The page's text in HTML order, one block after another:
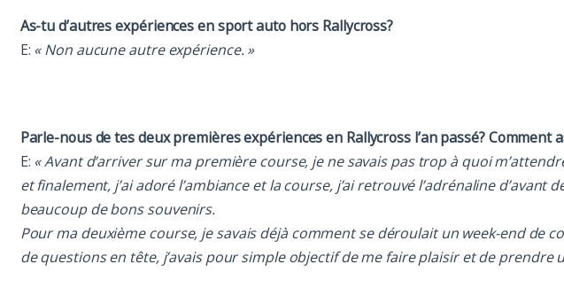
As-tu d’autres expériences en sport auto hors Rallycross?
E: « Non aucune autre expérience. »
Parle-nous de tes deux premières expériences en Rallycross l’an passé? Comment
E: « Avant d’arriver sur ma première course, je ne savais pas trop à quoi
et finalement, j’ai adoré l’ambiance et la course, j’ai retrouvé l’adrénaline d’avant
beaucoup de bons souvenirs.
Pour ma deuxième course, je savais déjà comment se déroulait un week-end de
de questions en tête, j’avais pour simple objectif de me faire plaisir et de prendre